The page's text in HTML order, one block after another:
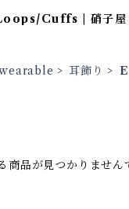
Cuffs | 硝子
耳飾り
商品が見つかりません